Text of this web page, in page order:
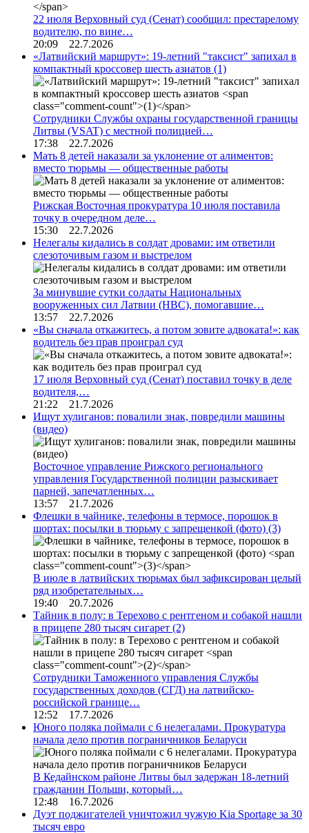
22 июля Верховный суд (Сенат) сообщил: престарелому
водителю, по вине…
20:09 22.7.2026
«Латвийский маршрут»: 19-летний "таксист" запихал в
компактный кроссовер шесть азиатов (1)
Сотрудники Службы охраны государственной границы
Литвы (VSAT) с местной полицией…
17:38 22.7.2026
Мать 8 детей наказали за уклонение от алиментов:
вместо тюрьмы — общественные работы
Рижская Восточная прокуратура 10 июля поставила
точку в очередном деле…
15:30 22.7.2026
Нелегалы кидались в солдат дровами: им ответили
слезоточивым газом и выстрелом
За минувшие сутки солдаты Национальных
вооруженных сил Латвии (НВС), помогавшие…
13:57 22.7.2026
«Вы сначала откажитесь, а потом зовите адвоката!»: как
водитель без прав проиграл суд
17 июля Верховный суд (Сенат) поставил точку в деле
водителя,…
21:22 21.7.2026
Ищут хулиганов: повалили знак, повредили машины
(видео)
Восточное управление Рижского регионального
управления Государственной полиции разыскивает
парней, запечатленных…
13:57 21.7.2026
Флешки в чайнике, телефоны в термосе, порошок в
шортах: посылки в тюрьму с запрещенкой (фото) (3)
В июле в латвийских тюрьмах был зафиксирован целый
ряд изобретательных…
19:40 20.7.2026
Тайник в полу: в Терехово с рентгеном и собакой нашли
в прицепе 280 тысяч сигарет (2)
Сотрудники Таможенного управления Службы
государственных доходов (СГД) на латвийско-
российской границе…
12:52 17.7.2026
Юного поляка поймали с 6 нелегалами. Прокуратура
начала дело против пограничников Беларуси
В Кедайнском районе Литвы был задержан 18-летний
гражданин Польши, который…
12:48 16.7.2026
Дуэт поджигателей уничтожил чужую Kia Sportage за 30
тысяч евро